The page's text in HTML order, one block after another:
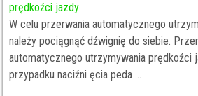
prędkoźci jazdy
W celu przerwania automatycznego
należy pociągnąć dźwignię do siebie.
automatycznego utrzymywania prędkoźci
przypadku naciźni ęcia peda ...